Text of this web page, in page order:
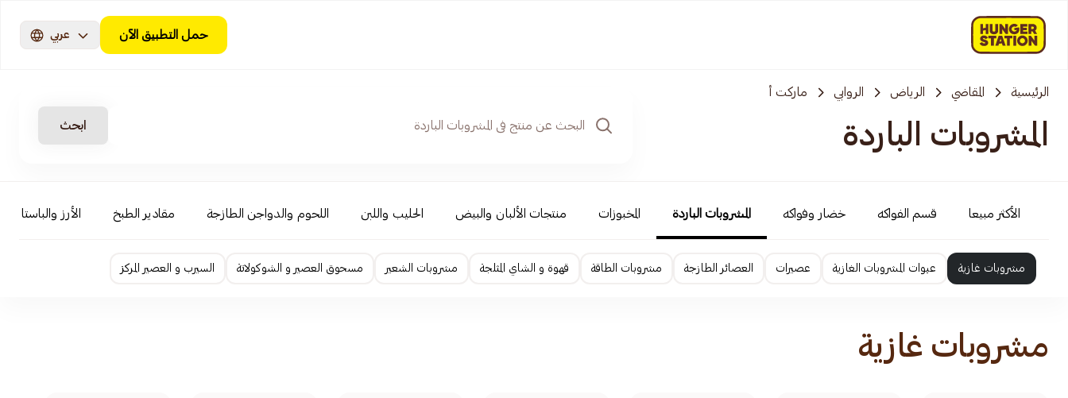
حمل التطبيق الآن عربي
الرئيسية المقاضي الرياض الروابي ماركت أ
المشروبات الباردة ابحث
الأكثر مبيعا قسم الفواكه خضار وفواكه المشروبات الباردة المخبوزات منتجات الألبان والبيض الحليب واللبن اللحوم والدواجن الطازجة مقادير الطبخ الأرز والباستا
مشروبات غازية عبوات المشروبات الغازية عصيرات العصائر الطازجة مشروبات الطاقة قهوة و الشاي المثلجة مشروبات الشعير مسحوق العصير و الشوكولاتة السيرب و العصير المركز
مشروبات غازية